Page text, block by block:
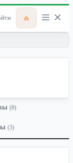
🔥
(0)
(3)